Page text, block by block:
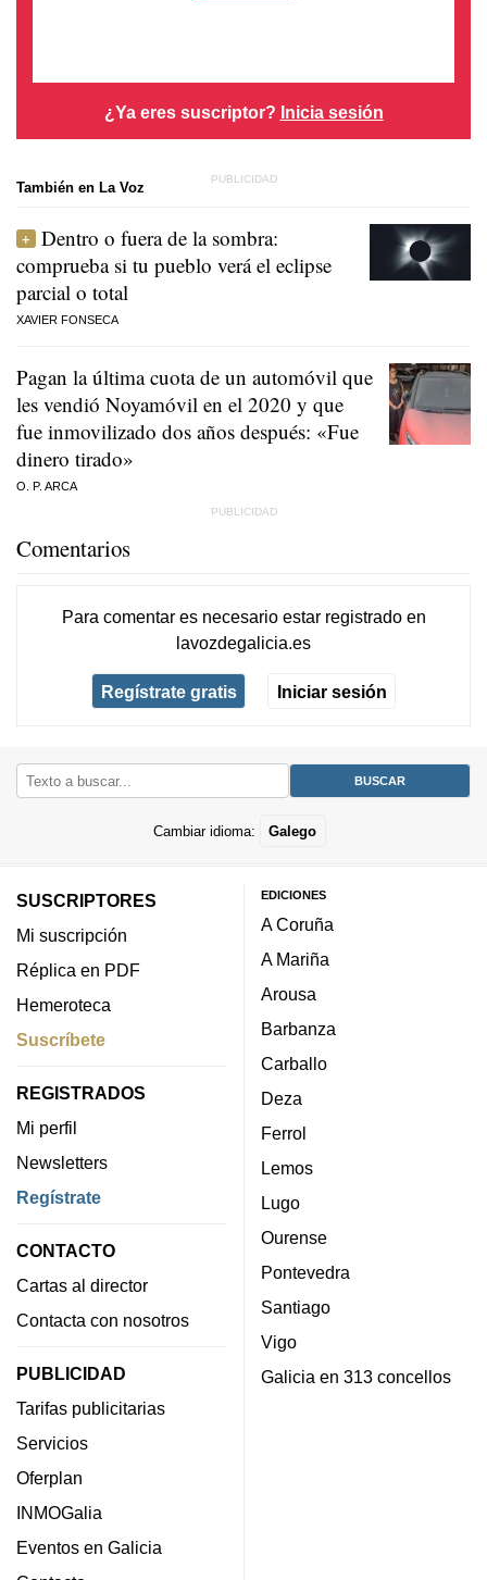
¿Ya eres suscriptor? Inicia sesión
También en La Voz
Dentro o fuera de la sombra:
comprueba si tu pueblo verá el eclipse
parcial o total
XAVIER FONSECA
Pagan la última cuota de un automóvil que
les vendió Noyamóvil en el 2020 y que
fue inmovilizado dos años después: «Fue
dinero tirado»
O. P. ARCA
Comentarios
Para comentar es necesario estar registradoen
lavozdegalicia.es
Regístrate gratis Iniciar sesión
Cambiar idioma: Galego
SUSCRIPTORES
Mi suscripción
Réplica en PDF
Hemeroteca
Suscríbete
REGISTRADOS
Mi perfil
Newsletters
Regístrate
CONTACTO
Cartas al director
Contacta con nosotros
PUBLICIDAD
Tarifas publicitarias
Servicios
Oferplan
INMOGalia
Eventos en Galicia
EDICIONES
A Coruña
A Mariña
Arousa
Barbanza
Carballo
Deza
Ferrol
Lemos
Lugo
Ourense
Pontevedra
Santiago
Vigo
Galicia en 313 concellos